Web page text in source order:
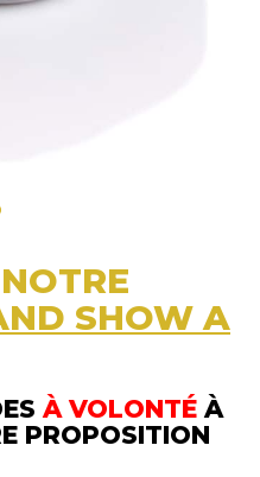
SHOW A
À VOLONTÉ À
PROPOSITION